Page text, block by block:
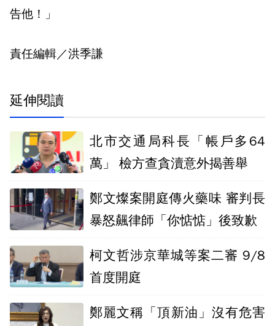
告他！」
責任編輯／洪季謙
延伸閱讀
北市交通局科長「帳戶多64
萬」 檢方查貪瀆意外揭善舉
鄭文燦案開庭傳火藥味 審判長
暴怒飆律師「你惦惦」後致歉
柯文哲涉京華城等案二審 9/8
首度開庭
鄭麗文稱「頂新油」沒有危害